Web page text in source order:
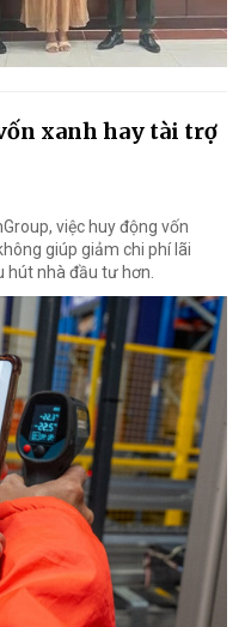
xanh hay tài trợ
việc huy động vốn
giúp giảm chi phí lãi
hút nhà đầu tư hơn.